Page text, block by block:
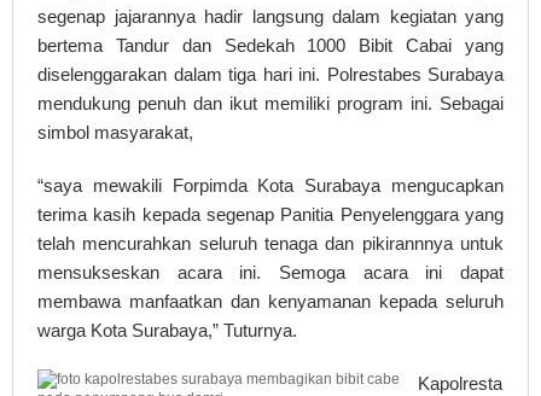
segenap jajarannya hadir langsung dalam kegiatan yang
bertema Tandur dan Sedekah 1000 Bibit Cabai yang
diselenggarakan dalam tiga hari ini. Polrestabes Surabaya
mendukung penuh dan ikut memiliki program ini. Sebagai
simbol masyarakat,
“saya mewakili Forpimda Kota Surabaya mengucapkan
terima kasih kepada segenap Panitia Penyelenggara yang
telah mencurahkan seluruh tenaga dan pikirannnya untuk
mensukseskan acara ini. Semoga acara ini dapat
membawa manfaatkan dan kenyamanan kepada seluruh
warga Kota Surabaya,” Tuturnya.
Kapolresta